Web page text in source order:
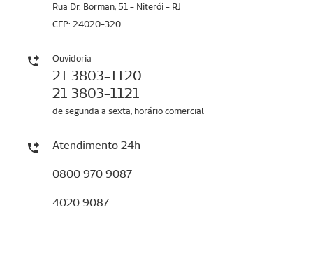
Rua Dr. Borman, 51 - Niterói - RJ
CEP: 24020-320
Ouvidoria
21 3803-1120
21 3803-1121
de segunda a sexta, horário comercial
Atendimento 24h
0800 970 9087
4020 9087